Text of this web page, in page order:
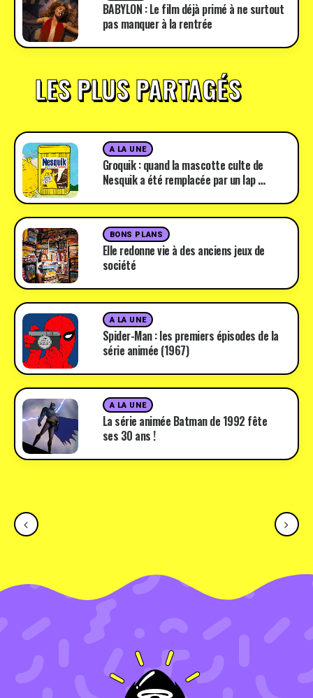
BABYLON : Le film déjà primé à ne surtout
pas manquer à la rentrée
LES PLUS PARTAGÉS
A LA UNE
Groquik : quand la mascotte culte de
Nesquik a été remplacée par un lap …
BONS PLANS
Elle redonne vie à des anciens jeux de
société
A LA UNE
Spider-Man : les premiers épisodes de la
série animée (1967)
A LA UNE
La série animée Batman de 1992 fête
ses 30 ans !